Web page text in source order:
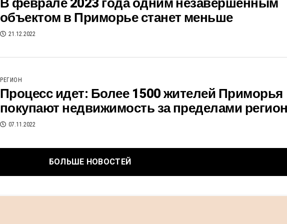
объектом в Приморье станет меньше
21.12.2022
РЕГИОН
Процесс идет: Более 1500 жителей Приморья
покупают недвижимость за пределами
07.11.2022
БОЛЬШЕ НОВОСТЕЙ